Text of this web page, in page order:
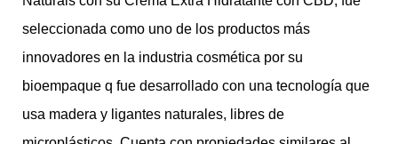
seleccionada como uno de los productos más
innovadores en la industria cosmética por su
bioempaque q fue desarrollado con una tecnología que
usa madera y ligantes naturales, libres de